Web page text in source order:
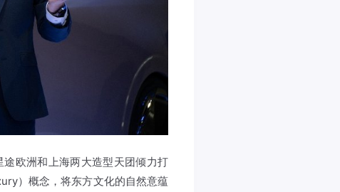
欧洲和上海两大造型天团倾力打
）概念，将东方文化的自然意蕴